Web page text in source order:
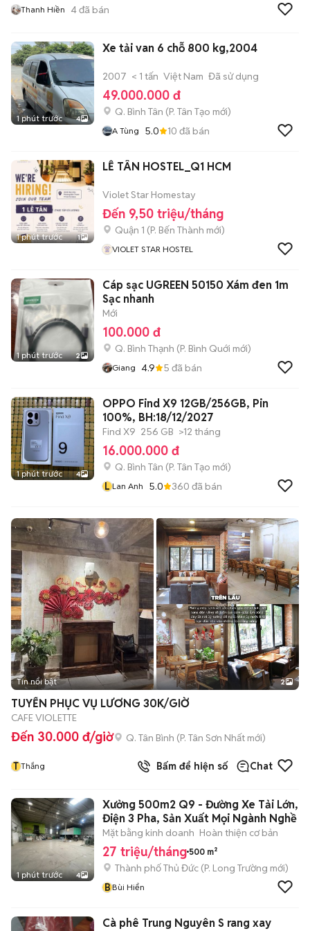
Thanh Hiền 4đã bán
1 phút trước 4
Xe tải van 6 chỗ 800 kg,2004
2007 < 1 tấn Việt Nam Đã sử dụng
49.000.000 đ
Q. Bình Tân (P. Tân Tạo mới)
A Tùng 5.0 10 đã bán
1 phút trước 1
LỄ TÂN HOSTEL_Q1 HCM
Violet Star Homestay
Đến 9,50 triệu/tháng
Quận 1 (P. Bến Thành mới)
VIOLET STAR HOSTEL
1 phút trước 2
Cáp sạc UGREEN 50150 Xám đen 1m
Sạc nhanh
Mới
100.000 đ
Q. Bình Thạnh (P. Bình Quới mới)
Giang 4.9 5 đã bán
1 phút trước 4
OPPO Find X9 12GB/256GB, Pin
100%, BH:18/12/2027
Find X9 256 GB >12 tháng
16.000.000 đ
Q. Bình Tân (P. Tân Tạo mới)
L Lan Anh 5.0 360 đã bán
Tin nổi bật 2
TUYỂN PHỤC VỤ LƯƠNG 30K/GIỜ
CAFE VIOLETTE
Đến 30.000 đ/giờ Q. Tân Bình (P. Tân Sơn Nhất mới)
T Thắng Bấm để hiện số Chat
1 phút trước 4
Xưởng 500m2 Q9 - Đường Xe Tải Lớn,
Điện 3 Pha, Sản Xuất Mọi Ngành Nghề
Mặt bằng kinh doanh Hoàn thiện cơ bản
27 triệu/tháng 500 m²
Thành phố Thủ Đức (P. Long Trường mới)
BBùi Hiển
Cà phê Trung Nguyên S rang xay